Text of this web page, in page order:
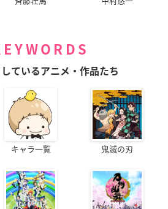
ているアニメ・作品たち
キャラ一覧 鬼滅の刃